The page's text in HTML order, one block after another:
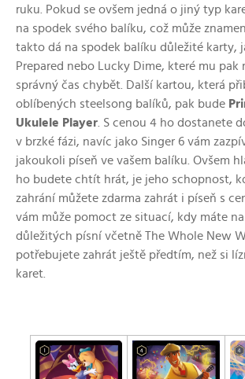
ruku. Pokud se ovšem jedná o jiný typ
na spodek svého balíku, což může
takto dá na spodek balíku důležité karty,
Prepared nebo Lucky Dime, které mu pak
správný čas chybět. Další kartou, která
oblíbených steelsong balíků, pak bude
Ukulele Player. S cenou 4 ho dostanete
v brzké fázi, navíc jako Singer 6 vám
jakoukoli píseň ve vašem balíku. Ovšem
ho budete chtít hrát, je jeho schopnost,
zahrání můžete zdarma zahrát i píseň s
vám může pomoct ze situací, kdy máte
důležitých písní včetně The Whole New
potřebujete zahrát ještě předtím, než si
karet.